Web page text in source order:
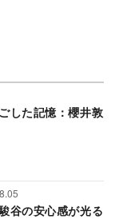
した記憶：櫻井敦
谷の安心感が光る